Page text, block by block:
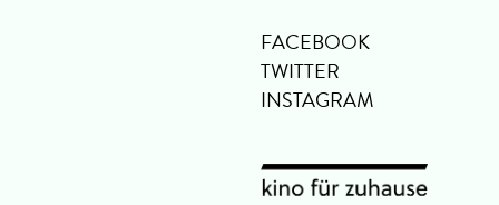
FACEBOOK
TWITTER
INSTAGRAM